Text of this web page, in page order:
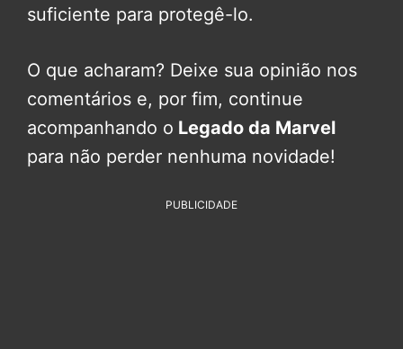
suficiente para protegê-lo.
O que acharam? Deixe sua opinião nos
comentários e, por fim, continue
acompanhando o Legado da Marvel
para não perder nenhuma novidade!
PUBLICIDADE